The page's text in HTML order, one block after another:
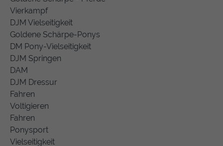
Vierkampf
DJM Vielseitigkeit
Goldene Schärpe-Ponys
DM Pony-Vielseitigkeit
DJM Springen
DAM
DJM Dressur
Fahren
Voltigieren
Fahren
Ponysport
Vielseitigkeit